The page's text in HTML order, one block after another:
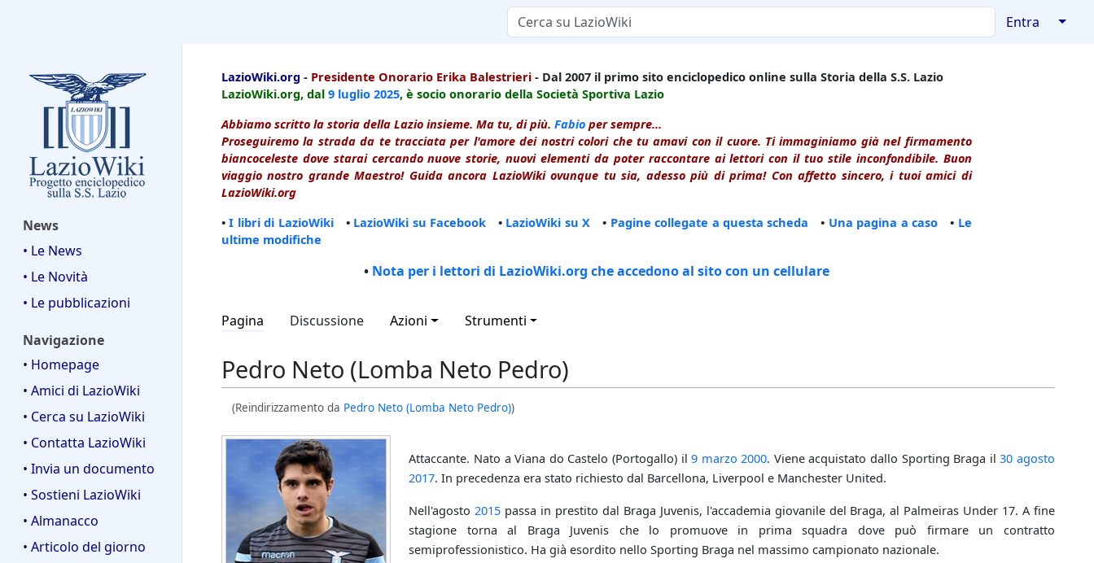
Entra ↓
News
• Le News
• Le Novità
• Le pubblicazioni
Navigazione
• Homepage
• Amici di LazioWiki
• Cerca su LazioWiki
• Contatta LazioWiki
• Invia un documento
• Sostieni LazioWiki
• Almanacco
• Articolo del giorno
LazioWiki.org - Presidente Onorario Erika Balestrieri - Dal 2007 il primo sito enciclopedico online sulla Storia della S.S. Lazio
LazioWiki.org, dal 9 luglio 2025, è socio onorario della Società Sportiva Lazio
Abbiamo scritto la storia della Lazio insieme. Ma tu, di più. Fabio per sempre...
Proseguiremo la strada da te tracciata per l'amore dei nostri colori che tu amavi con il cuore. Ti immaginiamo già nel firmamento
biancoceleste dove starai cercando nuove storie, nuovi elementi da poter raccontare ai lettori con il tuo stile inconfondibile. Buon
viaggio nostro grande Maestro! Guida ancora LazioWiki ovunque tu sia, adesso più di prima! Con affetto sincero, i tuoi amici di
LazioWiki.org
•I libri di LazioWiki• LazioWiki su Facebook • LazioWiki su X • Pagine collegate a questa scheda • Una pagina a caso • Le
ultime modifiche
• Nota per i lettori di LazioWiki.org che accedono al sito con un cellulare
Pagina Discussione Azioni Strumenti
Pedro Neto (Lomba Neto Pedro)
(Reindirizzamento da Pedro Neto (Lomba Neto Pedro))
Attaccante. Nato a Viana do Castelo (Portogallo) il9 marzo 2000. Viene acquistato dallo Sporting Braga il30 agosto
2017. In precedenza era stato richiesto dal Barcellona, Liverpool e Manchester United.
Nell'agosto2015 passa in prestito dal Braga Juvenis, l'accademia giovanile del Braga, al Palmeiras Under 17. A fine
stagione torna al Braga Juvenis che lo promuove in prima squadra dove può firmare un contratto
semiprofessionistico. Ha già esordito nello Sporting Braga nel massimo campionato nazionale.